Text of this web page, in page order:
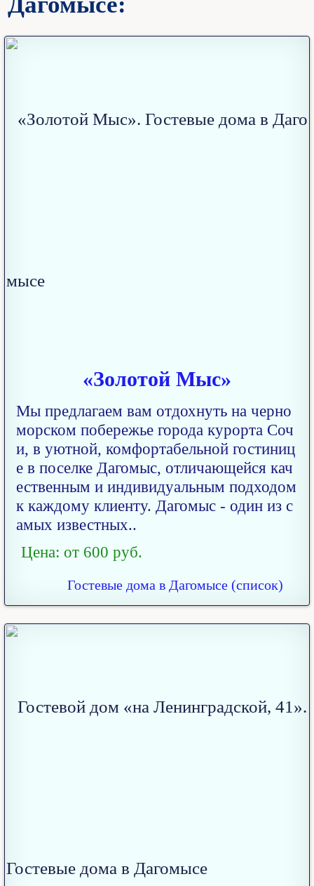
«Золотой Мыс»
Мы предлагаем вам отдохнуть на черно
морском побережье города курорта Соч
и, в уютной, комфортабельной гостиниц
е в поселке Дагомыс, отличающейся кач
ественным и индивидуальным подходом
к каждому клиенту. Дагомыс - один из с
амых известных..
Цена: от 600 руб.
Гостевые дома в Дагомысе (список)